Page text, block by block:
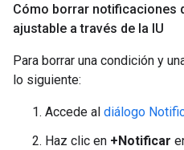
Cómo borrar notificaciones
ajustable a través de la IU
Para borrar una condición y
lo siguiente:
Accede al diálogo
Haz clic en +Notificar